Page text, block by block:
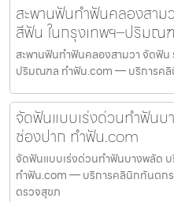
สะพานฟันทำฟันคลองสา
สีฟัน ในกรุงเทพฯ–ปริมณ
สะพานฟันทำฟันคลองสามวา จัดฟั
ปริมณฑล ทำฟัน.com — บริการคลิ
จัดฟันแบบเร่งด่วนทำฟัน
ช่องปาก ทำฟัน.com
จัดฟันแบบเร่งด่วนทำฟันบางพลัด
ทำฟัน.com — บริการคลินิกทันตก
ตรวจสุขภ